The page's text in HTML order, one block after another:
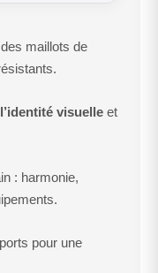
maillots de
l’identité visuelle et
: harmonie,
pour une